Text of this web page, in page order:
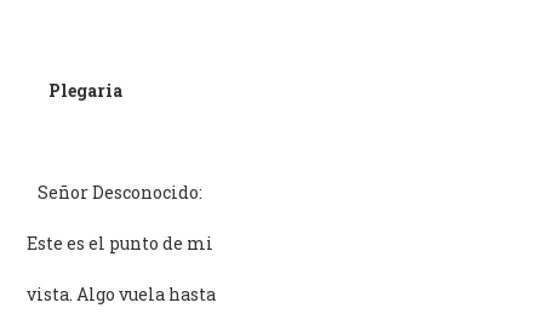
Plegaria
–Señor Desconocido:
Este es el punto de mi
vista. Algo vuela hasta